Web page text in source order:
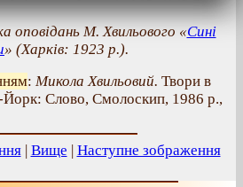
оповідань М. Хвильового «Сині
» (Харків: 1923 р.).
: Микола Хвильовий. Твори в
Слово, Смолоскип, 1986 р.,
| Вище Наступне зображення